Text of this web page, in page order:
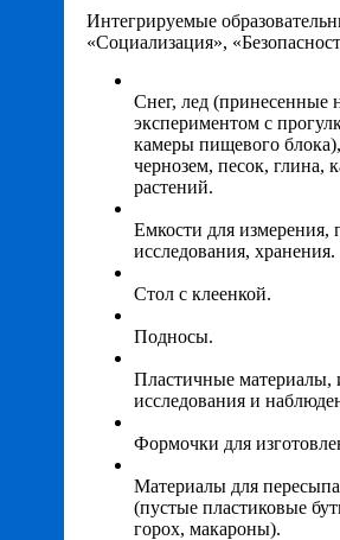
Интегрируемые
«Социализация»,
Снег, лед (принесенные
экспериментом с
камеры пищевого
чернозем, песок, глина,
растений.
Емкости для измерения,
исследования, хранения.
Стол с клеенкой.
Подносы.
Пластичные материалы,
исследования и
Формочки для
Материалы для
(пустые пластиковые
горох, макароны).